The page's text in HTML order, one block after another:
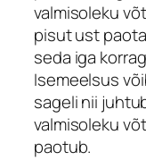
valmisoleku
pisut ust
seda iga
Isemeelsus
sageli nii
valmisoleku
paotub.